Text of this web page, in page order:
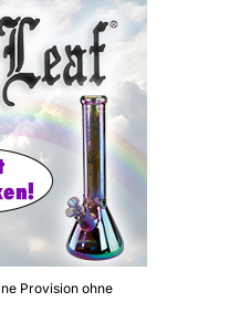
Provision ohne